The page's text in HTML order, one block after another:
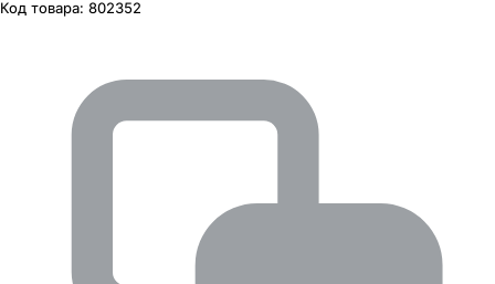
Код товара: 802352